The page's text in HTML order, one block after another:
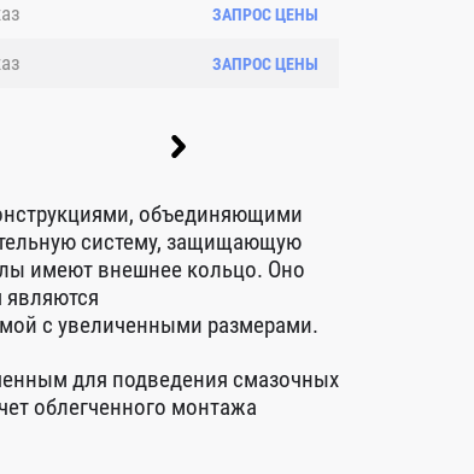
ЗАПРОС ЦЕНЫ
ЗАПРОС ЦЕНЫ
объединяющими
систему, защищающую
имеют внешнее кольцо. Оно
являются
с увеличенными размерами.
для подведения смазочных
облегченного монтажа